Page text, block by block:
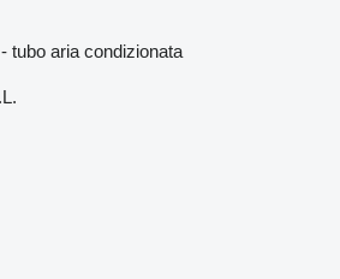
tubo aria condizionata